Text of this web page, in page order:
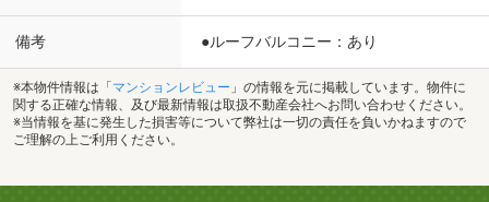
備考 ●ルーフバルコニー：あり
※本物件情報は「 マンションレビュー 」の情報を元に掲載しています。物件に
関する正確な情報、及び最新情報は取扱不動産会社へお問い合わせください。
※当情報を基に発生した損害等について弊社は一切の責任を負いかねますので
ご理解の上ご利用ください。